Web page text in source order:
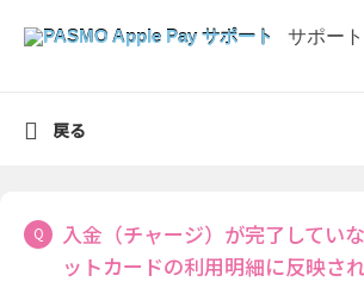
入金（チャージ）が完了してい
ットカードの利用明細に反映され
戻る